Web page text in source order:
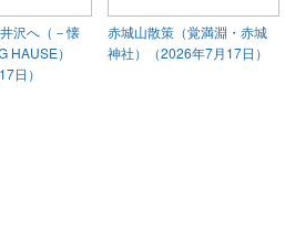
沢へ（－懐
HAUSE）
日）
赤城山散策（覚満淵・赤城
神社）（2026年7月17日）